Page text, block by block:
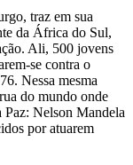
traz em sua
da África do Sul,
Ali, 500 jovens
se contra o
Nessa mesma
do mundo onde
Paz: Nelson Mandela
por atuarem